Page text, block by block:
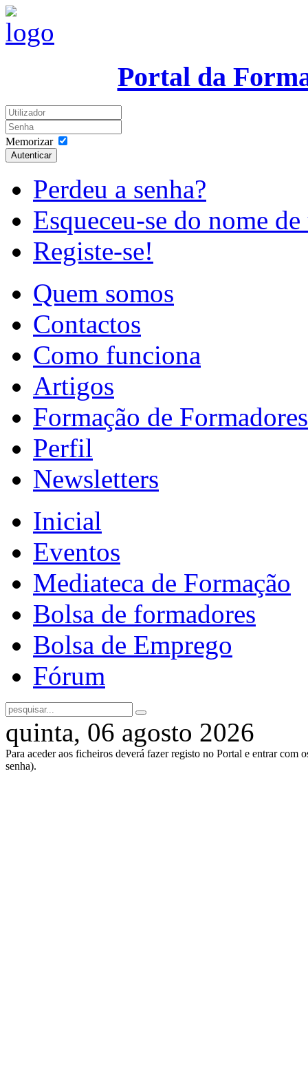
Portal da
Memorizar
Autenticar
Perdeu a senha?
Esqueceu-se do nome
Registe-se!
Quem somos
Contactos
Como funciona
Artigos
Formação de Formadores
Perfil
Newsletters
Inicial
Eventos
Mediateca de Formação
Bolsa de formadores
Bolsa de Emprego
Fórum
quinta, 06 agosto 2026
Para aceder aos ficheiros deverá fazer registo no Portal e entrar com
senha).